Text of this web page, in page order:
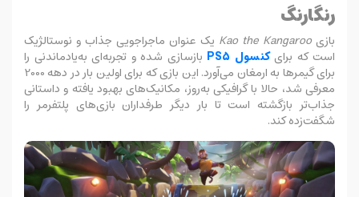
رنگارنگ
بازی Kao the Kangaroo یک عنوان ماجراجویی جذاب و نوستالژیک
است که برایکنسول PS5
بازسازی شده و تجربه‌ای به‌یادماندنی را
برای گیمرها به ارمغان می‌آورد. این بازی که برای اولین بار در دهه 2000
معرفی شد، حالا با گرافیکی به‌روز، مکانیک‌های بهبود یافته و داستانی
جذاب‌تر بازگشته است تا بار دیگر طرفداران بازی‌های پلتفرمر را
شگفت‌زده کند.